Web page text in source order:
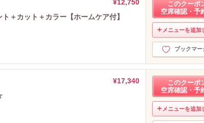
¥12,750
＋カット＋カラー【ホームケア付】
このクーポ
空席確認・予
メニューを追加
ブックマー
¥17,340
このクーポ
空席確認・予
メニューを追加